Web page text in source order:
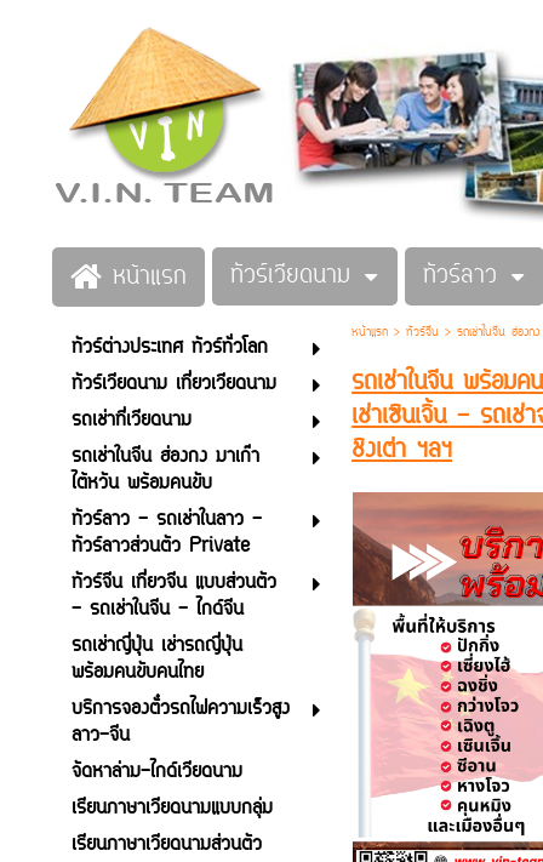
หน้าแรก ทัวร์เวียดนาม ทัวร์ลาว
ทัวร์ต่างประเทศ ทัวร์ทั่วโลก
ทัวร์เวียดนาม เที่ยวเวียดนาม
รถเช่าที่เวียดนาม
รถเช่าในจีน ฮ่องกง มาเก๊า
ไต้หวัน พร้อมคนขับ
ทัวร์ลาว - รถเช่าในลาว -
ทัวร์ลาวส่วนตัว Private
ทัวร์จีน เที่ยวจีน แบบส่วนตัว
- รถเช่าในจีน - ไกด์จีน
รถเช่าญี่ปุ่น เช่ารถญี่ปุ่น
พร้อมคนขับคนไทย
บริการจองตั๋วรถไฟความเร็วสูง
ลาว-จีน
จัดหาล่าม-ไกด์เวียดนาม
เรียนภาษาเวียดนามแบบกลุ่ม
เรียนภาษาเวียดนามส่วนตัว
หน้าแรก > ทัวร์จีน> รถเช่าในจีน ฮ่อง
รถเช่าในจีน พร้อม
เช่าเซินเจิ้น - รถเ
ชิงเต่า ฯลฯ